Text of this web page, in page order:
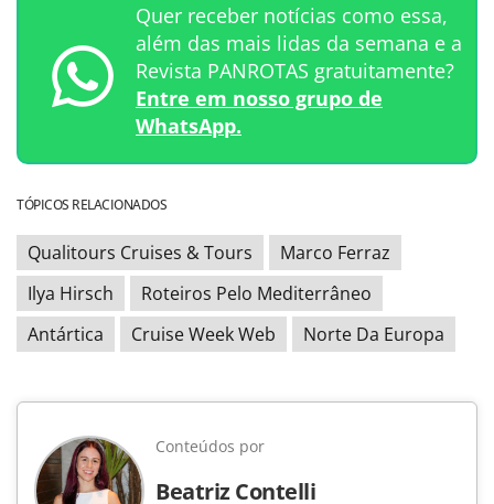
Quer receber notícias como essa,
além das mais lidas da semana e a
Revista PANROTAS gratuitamente?
Entre em nosso grupo de
WhatsApp.
TÓPICOS RELACIONADOS
Qualitours Cruises & Tours
Marco Ferraz
Ilya Hirsch
Roteiros Pelo Mediterrâneo
Antártica
Cruise Week Web Norte Da Europa
Conteúdos por
Beatriz Contelli